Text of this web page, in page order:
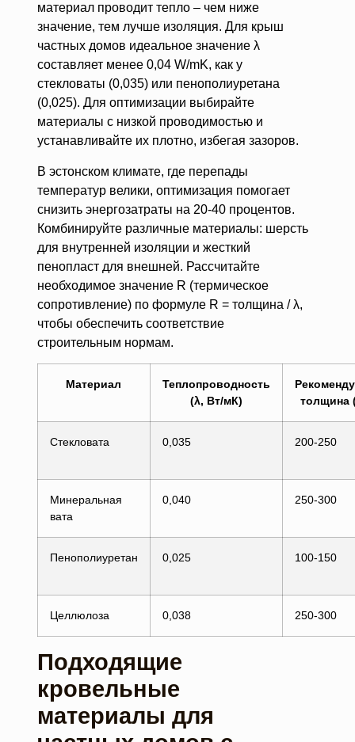
материал проводит тепло – чем ниже
значение, тем лучше изоляция. Для крыш
частных домов идеальное значение λ
составляет менее 0,04 W/mK, как у
стекловаты (0,035) или пенополиуретана
(0,025). Для оптимизации выбирайте
материалы с низкой проводимостью и
устанавливайте их плотно, избегая зазоров.
В эстонском климате, где перепады
температур велики, оптимизация помогает
снизить энергозатраты на 20-40 процентов.
Комбинируйте различные материалы: шерсть
для внутренней изоляции и жесткий
пенопласт для внешней. Рассчитайте
необходимое значение R (термическое
сопротивление) по формуле R = толщина / λ,
чтобы обеспечить соответствие
строительным нормам.
Материал
Теплопроводность
(λ, Вт/мК)
толщина
Стекловата 0,035 200-250
Минеральная
вата
0,040 250-300
Пенополиуретан 0,025 100-150
Целлюлоза 0,038 250-300
Подходящие
кровельные
материалы для